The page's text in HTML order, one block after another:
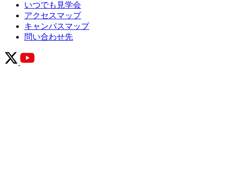
いつでも見学会
アクセスマップ
キャンパスマップ
問い合わせ先